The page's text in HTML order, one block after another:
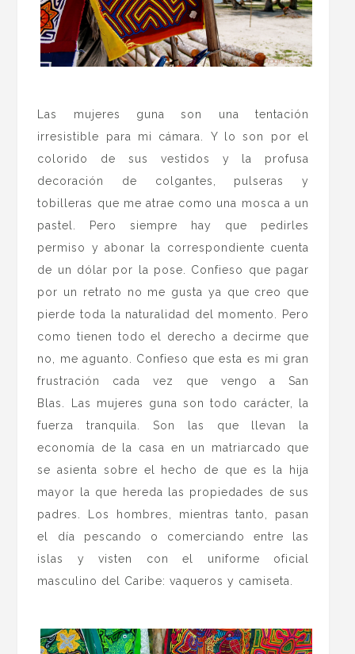
Las mujeres guna son una tentación
irresistible para mi cámara. Y lo son por el
colorido de sus vestidos y la profusa
decoración de colgantes, pulseras y
tobilleras que me atrae como una mosca a un
pastel. Pero siempre hay que pedirles
permiso y abonar la correspondiente cuenta
de un dólar por la pose. Confieso que pagar
por un retrato no me gusta ya que creo que
pierde toda la naturalidad del momento. Pero
como tienen todo el derecho a decirme que
no, me aguanto. Confieso que esta es mi gran
frustración cada vez que vengo a San
Blas. Las mujeres guna son todo carácter, la
fuerza tranquila. Son las que llevan la
economía de la casa en un matriarcado que
se asienta sobre el hecho de que es la hija
mayor la que hereda las propiedades de sus
padres. Los hombres, mientras tanto, pasan
el día pescando o comerciando entre las
islas y visten con el uniforme oficial
masculino del Caribe: vaqueros y camiseta.